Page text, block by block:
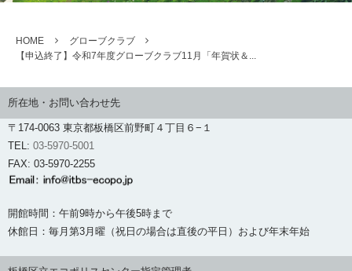
HOME
グローブクラブ
【申込終了】令和7年度グローブクラブ11月「年賀状＆...
所在地・お問い合わせ先
〒174-0063 東京都板橋区前野町４丁目６−１
TEL: 03-5970-5001
FAX: 03-5970-2255
開館時間：午前9時から午後5時まで
休館日：毎月第3月曜（祝日の場合は直後の平日）および年末年始